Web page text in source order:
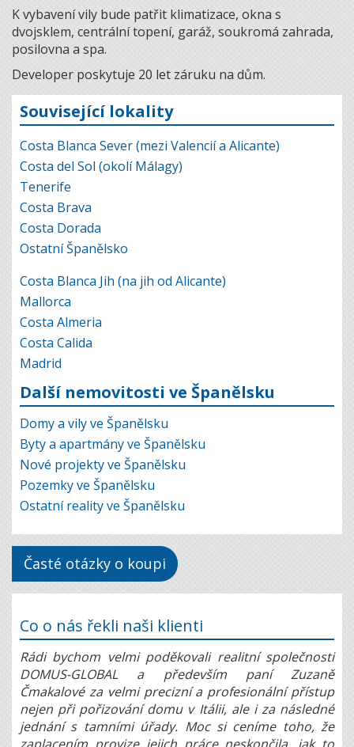
K vybavení vily bude patřit klimatizace, okna s
dvojsklem, centrální topení, garáž, soukromá zahrada,
posilovna a spa.
Developer poskytuje 20 let záruku na dům.
Související lokality
Costa Blanca Sever (mezi Valencií a Alicante)
Costa del Sol (okolí Málagy)
Tenerife
Costa Brava
Costa Dorada
Ostatní Španělsko
Costa Blanca Jih (na jih od Alicante)
Mallorca
Costa Almeria
Costa Calida
Madrid
Další nemovitosti ve Španělsku
Domy a vily ve Španělsku
Byty a apartmány ve Španělsku
Nové projekty ve Španělsku
Pozemky ve Španělsku
Ostatní reality ve Španělsku
Časté otázky o koupi
Co o nás řekli naši klienti
Rádi bychom velmi poděkovali realitní společnosti
DOMUS-GLOBAL a především paní Zuzaně
Čmakalové za velmi precizní a profesionální přístup
nejen při pořizování domu v Itálii, ale i za následné
jednání s tamními úřady. Moc si ceníme toho, že